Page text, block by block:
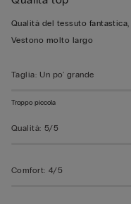
su
5
Qualità del tessuto
Vestono molto largo
Taglia: Un po' grande
Troppo piccola
Qualità: 5/5
Comfort: 4/5